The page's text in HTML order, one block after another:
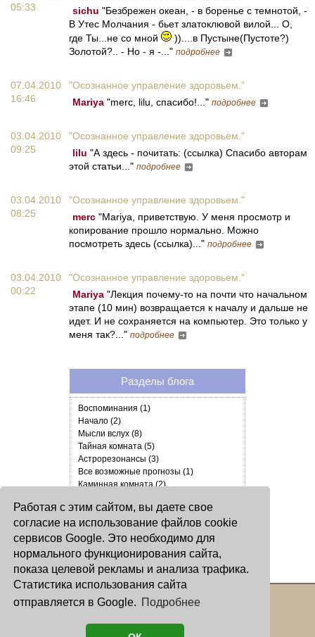
Работая с этим сайтом, вы даете свое
согласие на использование файлов cookie
сервисов Google. Это необходимо для
нормального функционирования сайта,
показа целевой рекламы и анализа трафика.
Статистика использования сайта
отправляется в Google. Подробнее
05:33
sichu "Безбрежен океан, - в боренье с темнотой, -
В Утес Молчания - бьет златоклювой вилой... О,
где Ты...не со мной
))....в Пустыне(Пустоте?)
Золотой?.. - Но - я -..." подробнее
07.04.2010
16:46
"Осознанное управление здоровьем."
Mariya "merc, lilu, спасибо!..." подробнее
03.04.2010
09:25
"Осознанное управление здоровьем."
lilu "А здесь - почитать: (ссылка) Спасибо авторам
этой статьи..." подробнее
03.04.2010
08:25
"Осознанное управление здоровьем."
merc "Mariya, приветствую. У меня просмотр и
копирование прошло нормально. Можно
посмотреть здесь (ссылка)..." подробнее
03.04.2010
00:22
"Осознанное управление здоровьем."
Mariya "Лекция почему-то на почти что начальном
этапе (10 мин) возвращается к началу и дальше не
идет. И не сохраняется на компьютер. Это только у
меня так?..." подробнее
Разделы блога
Воспоминания (1)
Начало (2)
Мысли вслух (8)
Тайная комната (5)
Астрорезонансы (3)
Все возможные прогнозы (1)
Каминная комната (2)
ПРАЗДНИЧНАЯ страничка (3)
ФИЛЬМЫ (1)
кладовочка Травницы. (11)
ЮМОР (1)
СТИХИ (1)
Copyright © 2000 - 2026 Oculus